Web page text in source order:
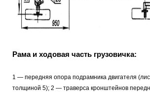
Рама и ходовая часть грузовичка:
1 — передняя опора подрамника двигателя
толщиной 5); 2 — траверса кронштейнов